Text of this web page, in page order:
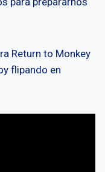
Return to Monkey
flipando en